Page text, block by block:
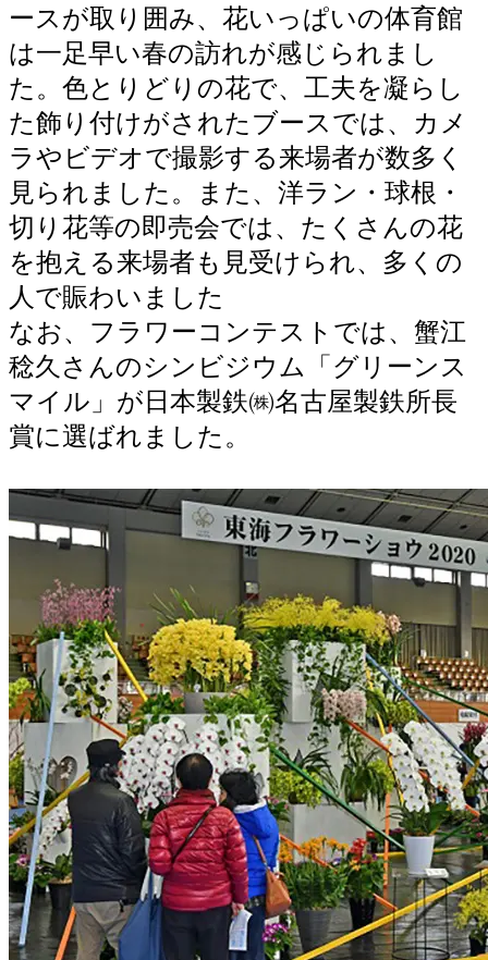
ースが取り囲み、花いっぱいの体育館
は一足早い春の訪れが感じられまし
た。色とりどりの花で、工夫を凝らし
た飾り付けがされたブースでは、カメ
ラやビデオで撮影する来場者が数多く
見られました。また、洋ラン・球根・
切り花等の即売会では、たくさんの花
を抱える来場者も見受けられ、多くの
人で賑わいました
なお、フラワーコンテストでは、蟹江
稔久さんのシンビジウム「グリーンス
マイル」が日本製鉄㈱名古屋製鉄所長
賞に選ばれました。